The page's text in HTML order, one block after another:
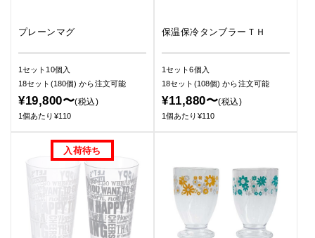
プレーンマグ
1セット10個入
18セット(180個)から注文可能
¥19,800〜(税込)
1個あたり¥110
保温保冷タンブラーＴＨ
1セット6個入
18セット(108個)から注文可能
¥11,880〜(税込)
1個あたり¥110